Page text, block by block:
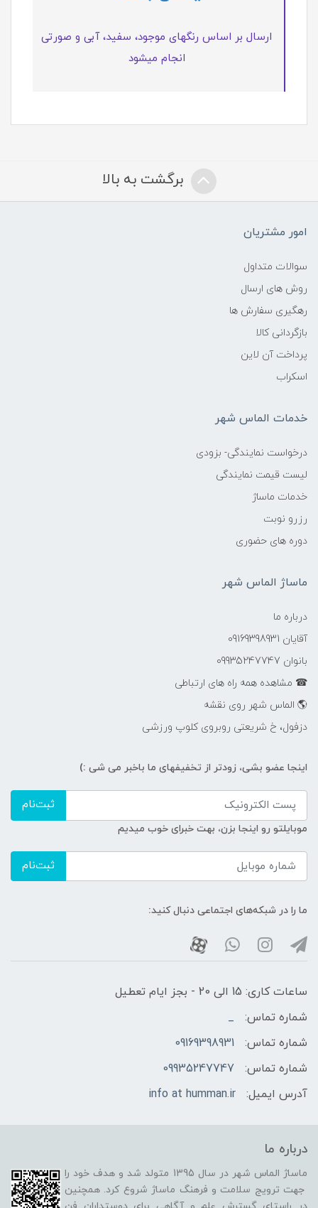
ارسال بر اساس رنگهای موجود، سفید، آبی و صورتی
انجام میشود
برگشت به بالا
امور مشتریان
سوالات متداول
روش های ارسال
رهگیری سفارش ها
بازگردانی کالا
پرداخت آن لاین
اسکراب
خدمات الماس شهر
درخواست نمایندگی- بزودی
لیست قیمت نمایندگی
خدمات ماساژ
رزرو نوبت
دوره های حضوری
ماساژ الماس شهر
درباره ما
آقایان 09169398931
بانوان 09935247747
☎ مشاهده همه راه های ارتباطی
🌎 الماس شهر روی نقشه
دزفول، خ شریعتی روبروی کلوپ ورزشی
اینجا عضو بشی، زودتر از تخفیفهای ما باخبر می شی :)
ثبت‌نام
موبایلتو رو اینجا بزن، بهت خبرای خوب میدیم
ثبت‌نام
ما را در شبکه‌های اجتماعی دنبال کنید:
ساعات کاری: 15 الی 20 - بجز ایام تعطیل
شماره تماس:
_
شماره تماس:
09169398931
شماره تماس:
09935247747
آدرس ایمیل:
info at humman.ir
درباره ما
ماساژ الماس شهر در سال 1395 متولد شد و هدف خود را
جهت ترویج سلامت و فرهنگ ماساژ شروع کرد. همچنین